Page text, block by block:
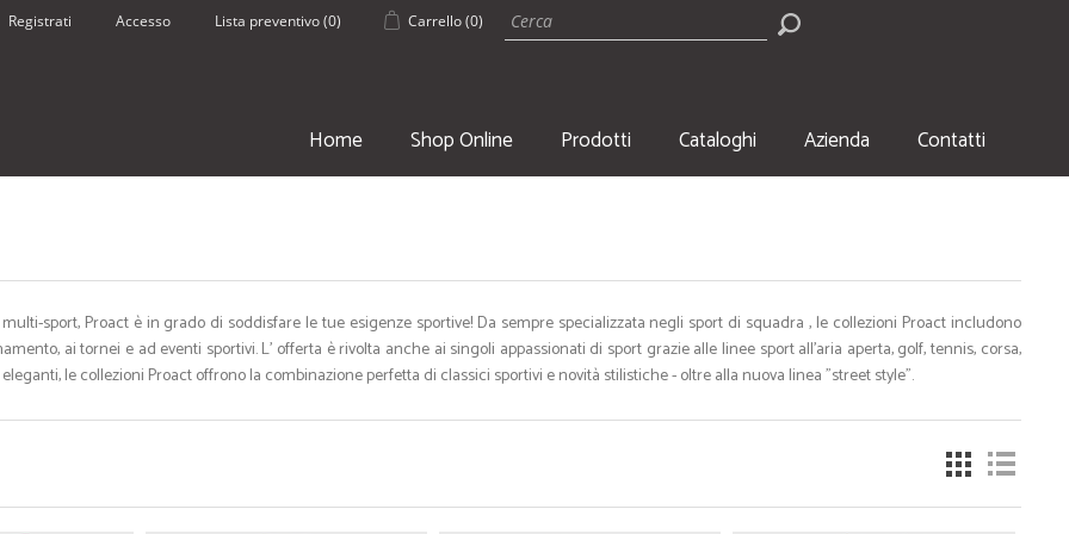
Registrati Accesso Lista preventivo (0) Carrello(0)
Home Shop Online Prodotti
SPORT
• Borracce
ESTATE
• Teli mare
TECNOLOGIA
• Cuffie e Auricolari
Cataloghi Azienda Contatti
sport, Proact è in grado di soddisfare le tue esigenze sportive! Da sempre specializzata negli sport di squadra , le collezioni Proact includono
ai tornei e ad eventi sportivi. L' offerta è rivolta anche ai singoli appassionati di sport grazie alle linee sport all'aria aperta, golf, tennis, corsa,
le collezioni Proact offrono la combinazione perfetta di classici sportivi e novità stilistiche - oltre alla nuova linea "street style".